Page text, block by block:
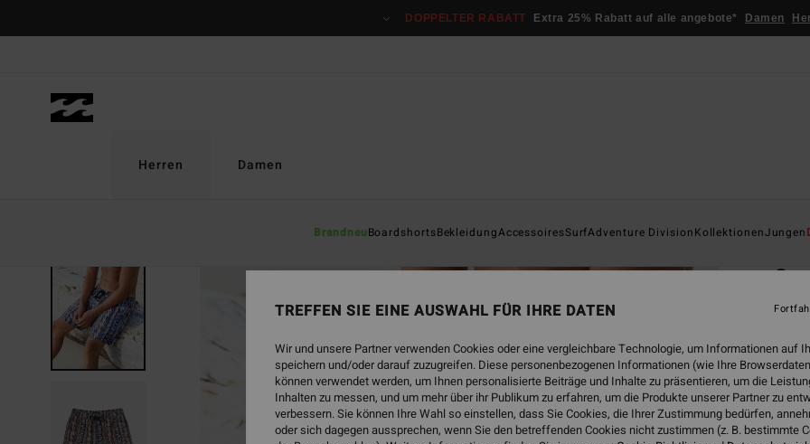
DOPPELTER RABATT Extra 25% Rabatt auf alle angebote* Damen
Herren
BrandneuBoardshortsBekleidungAccessoiresSurfAdventure DivisionKollektionenJungen
Damen
€
TREFFEN SIE EINE AUSWAHL FÜR IHRE DATEN
Wir und unsere Partner verwenden Cookies oder eine vergleichbare Technologie, um Informationen auf
speichern und/oder darauf zuzugreifen. Diese personenbezogenen Informationen (wie Ihre
können verwendet werden, um Ihnen personalisierte Beiträge und Inhalte zu präsentieren, um die
Inhalten zu messen, und um mehr über ihr Publikum zu erfahren, um die Produkte unserer Partner zu
verbessern. Sie können Ihre Wahl so einstellen, dass Sie Cookies, die Ihrer Zustimmung bedürfen,
oder sich dagegen aussprechen, wenn Sie den betreffenden Cookies nicht zustimmen (z. B. bestimmte